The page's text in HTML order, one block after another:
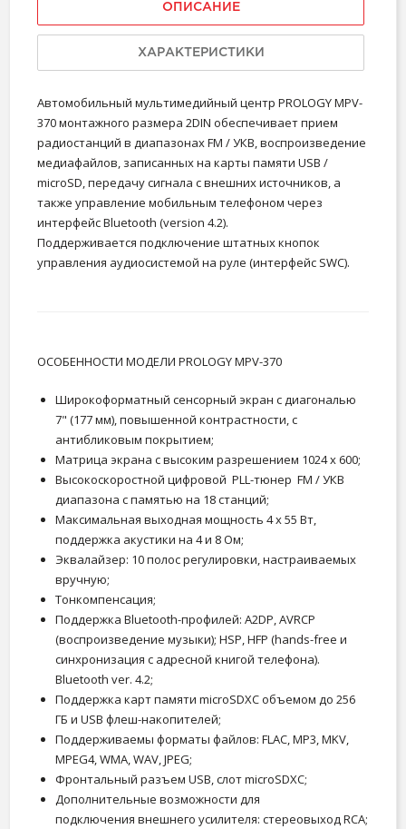
ОПИСАНИЕ
ХАРАКТЕРИСТИКИ
Автомобильный мультимедийный центр PROLOGY MPV-
370 монтажного размера 2DIN обеспечивает прием
радиостанций в диапазонах FM / УКВ, воспроизведение
медиафайлов, записанных на карты памяти USB /
microSD, передачу сигнала с внешних источников, а
также управление мобильным телефоном через
интерфейс Bluetooth (version 4.2).
Поддерживается подключение штатных кнопок
управления аудиосистемой на руле (интерфейс SWC).
ОСОБЕННОСТИ МОДЕЛИ PROLOGY MPV-370
Широкоформатный сенсорный экран с диагональю
7" (177 мм), повышенной контрастности, с
антибликовым покрытием;
Матрица экрана с высоким разрешением 1024 х 600;
Высокоскоростной цифровой PLL-тюнер FM / УКВ
диапазона с памятью на 18 станций;
Максимальная выходная мощность 4 х 55 Вт,
поддержка акустики на 4 и 8 Ом;
Эквалайзер: 10 полос регулировки, настраиваемых
вручную;
Тонкомпенсация;
Поддержка Bluetooth-профилей: A2DP, AVRCP
(воспроизведение музыки); HSP, HFP (hands-free и
синхронизация с адресной книгой телефона).
Bluetooth ver. 4.2;
Поддержка карт памяти microSDXC объемом до 256
ГБ и USB флеш-накопителей;
Поддерживаемы форматы файлов: FLAC, MP3, MKV,
MPEG4, WMA, WAV, JPEG;
Фронтальный разъем USB, слот microSDXC;
Дополнительные возможности для
подключения внешнего усилителя: стереовыход RCA;